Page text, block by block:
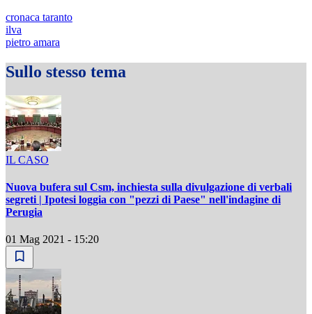
cronaca taranto
ilva
pietro amara
Sullo stesso tema
IL CASO
Nuova bufera sul Csm, inchiesta sulla divulgazione di verbali
segreti | Ipotesi loggia con "pezzi di Paese" nell'indagine di
Perugia
01 Mag 2021 - 15:20